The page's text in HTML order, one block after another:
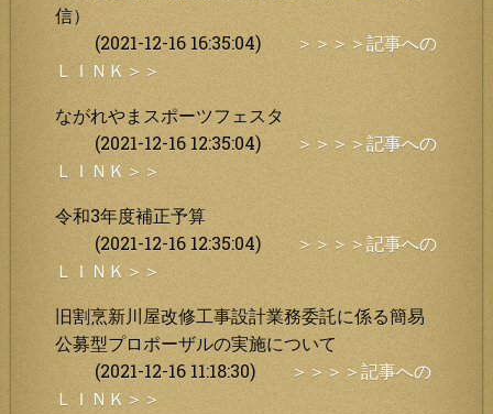
信）
(2021-12-16 16:35:04)
＞＞＞＞記事への
ＬＩＮＫ＞＞
ながれやまスポーツフェスタ
(2021-12-16 12:35:04)
＞＞＞＞記事への
ＬＩＮＫ＞＞
令和3年度補正予算
(2021-12-16 12:35:04)
＞＞＞＞記事への
ＬＩＮＫ＞＞
旧割烹新川屋改修工事設計業務委託に係る簡易
公募型プロポーザルの実施について
(2021-12-16 11:18:30)
＞＞＞＞記事への
ＬＩＮＫ＞＞